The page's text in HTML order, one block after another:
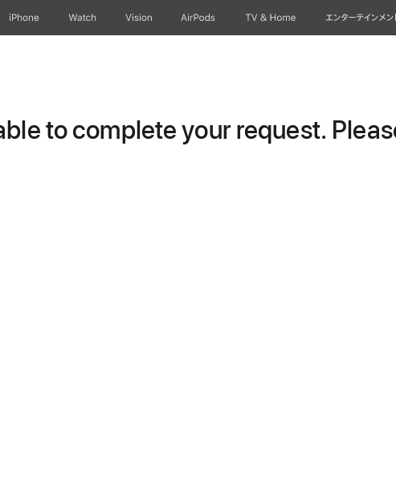
iPhone Watch Vision AirPods TV & Home エンターテインメン
to complete your request.